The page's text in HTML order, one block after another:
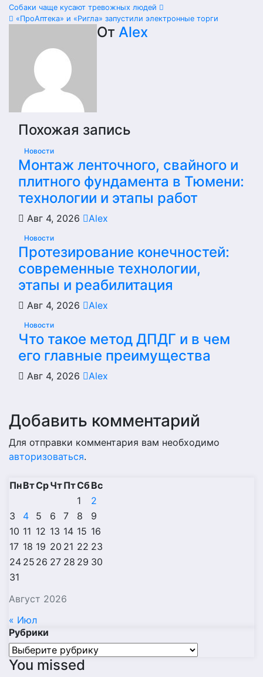
Навигация
записям
Собаки чаще кусают тревожных людей
«ПроАптека» и «Ригла» запустили электронные торги
От Alex
Похожая запись
Новости
Монтаж ленточного, свайного и
плитного фундамента в Тюмени:
технологии и этапы работ
Авг 4, 2026 Alex
Новости
Протезирование конечностей:
современные технологии,
этапы и реабилитация
Авг 4, 2026 Alex
Новости
Что такое метод ДПДГ и в чем
его главные преимущества
Авг 4, 2026 Alex
Добавить комментарий
Для отправки комментария вам необходимо
авторизоваться.
Август 2026
ПнВтСрЧтПтСбВс
1
2
3
4 5 6 7 8
9
10 11 12 13 14 15 16
17 18 19 20 21 22 23
24 25 26 27 28 29 30
31
« Июл
Рубрики
Рубрики
You missed